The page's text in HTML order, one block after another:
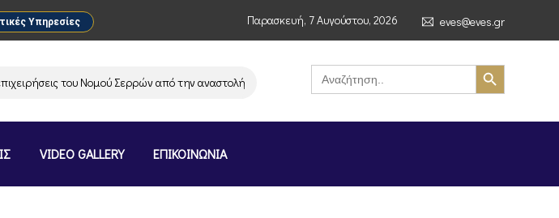
Υπηρεσίες Παρασκευή, 7 Αυγούστου, 2026 eves@eves.gr
του Νομού Σερρών από την αναστολή λειτουργίας της αλυσίδας σούπερ μάρκετ MERE στην Ελλάδα –
Search
for:
Search Button
VIDEO GALLERY ΕΠΙΚΟΙΝΩΝΙΑ